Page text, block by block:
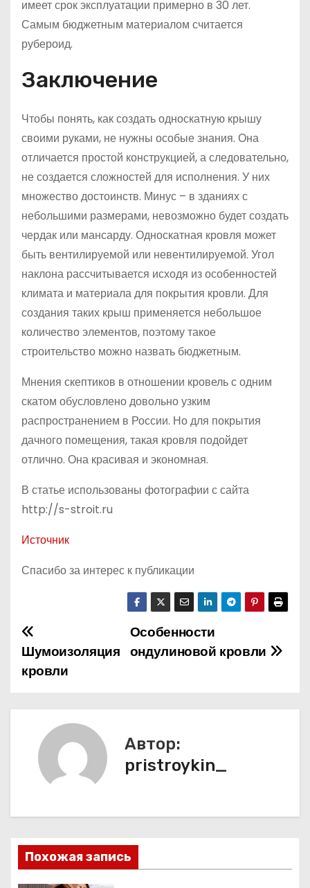
имеет срок эксплуатации примерно в 30 лет.
Самым бюджетным материалом считается
рубероид.
Заключение
Чтобы понять, как создать односкатную крышу
своими руками, не нужны особые знания. Она
отличается простой конструкцией, а следовательно,
не создается сложностей для исполнения. У них
множество достоинств. Минус – в зданиях с
небольшими размерами, невозможно будет создать
чердак или мансарду. Односкатная кровля может
быть вентилируемой или невентилируемой. Угол
наклона рассчитывается исходя из особенностей
климата и материала для покрытия кровли. Для
создания таких крыш применяется небольшое
количество элементов, поэтому такое
строительство можно назвать бюджетным.
Мнения скептиков в отношении кровель с одним
скатом обусловлено довольно узким
распространением в России. Но для покрытия
дачного помещения, такая кровля подойдет
отлично. Она красивая и экономная.
В статье использованы фотографии с сайта
http://s-stroit.ru
Источник
Спасибо за интерес к публикации
Н
а
ц
и
я
Особенности
ондулиновой кровли
Шумоизоляция
кровли
Автор:
pristroykin_
Похожая запись